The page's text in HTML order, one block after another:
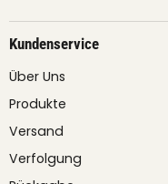
Kundenservice
Über Uns
Produkte
Versand
Verfolgung